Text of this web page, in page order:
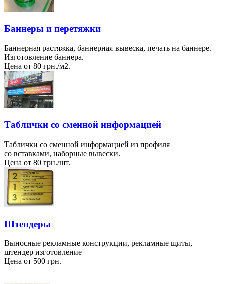
Баннеры и перетяжки
Баннерная растяжка, баннерная вывеска, печать на баннере.
Изготовление баннера.
Цена от 80 грн./м2.
Таблички со сменной информацией
Таблички со сменной информацией из профиля
со вставками, наборные вывески.
Цена от 80 грн./шт.
Штендеры
Выносные рекламные конструкции, рекламные щиты,
штендер изготовление
Цена от 500 грн.